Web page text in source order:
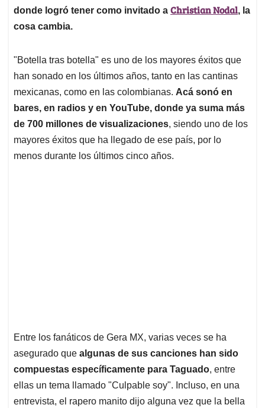
donde logró tener como invitado a Christian Nodal, la
cosa cambia.
"Botella tras botella" es uno de los mayores éxitos que
han sonado en los últimos años, tanto en las cantinas
mexicanas, como en las colombianas. Acá sonó en
bares, en radios y en YouTube, donde ya suma más
de 700 millones de visualizaciones, siendo uno de los
mayores éxitos que ha llegado de ese país, por lo
menos durante los últimos cinco años.
Entre los fanáticos de Gera MX, varias veces se ha
asegurado que algunas de sus canciones han sido
compuestas específicamente para Taguado, entre
ellas un tema llamado "Culpable soy". Incluso, en una
entrevista, el rapero manito dijo alguna vez que la bella